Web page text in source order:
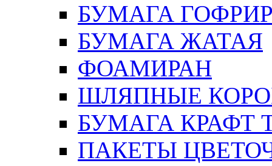
БУМАГА
БУМАГА ЖАТАЯ
ФОАМИРАН
ШЛЯПНЫЕ
БУМАГА КРАФТ
ПАКЕТЫ